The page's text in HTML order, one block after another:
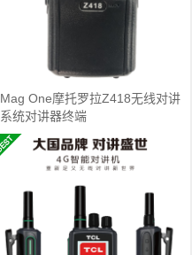
Mag One摩托罗拉Z418无线对讲
系统对讲器终端